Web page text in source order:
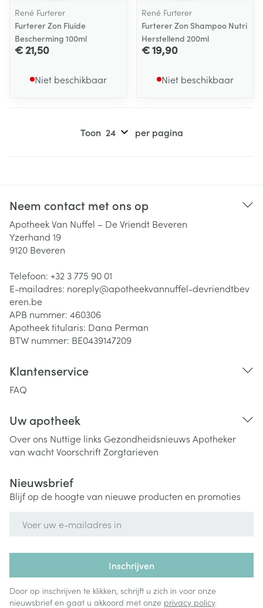
René Furterer
Furterer Zon Fluide
Bescherming 100ml
€ 21,50
Niet beschikbaar
René Furterer
Furterer Zon Shampoo Nutri
Herstellend 200ml
€ 19,90
Niet beschikbaar
Toon per pagina
Neem contact met ons op
Apotheek Van Nuffel – De Vriendt Beveren
Yzerhand 19
9120 Beveren
Telefoon: +32 3 775 90 01
E-mailadres: noreply@apotheekvannuffel-devriendtbev
eren.be
APB nummer: 460306
Apotheek titularis: Dana Perman
BTW nummer: BE0439147209
Klantenservice
FAQ
Uw apotheek
Over ons Nuttige links Gezondheidsnieuws Apotheker
van wachtVoorschriftZorgtarieven
Nieuwsbrief
Blijf op de hoogte van nieuwe producten en promoties
Inschrijven
Door op inschrijven te klikken, schrijft u zich in voor onze
nieuwsbrief en gaat u akkoord met onze privacy policy.